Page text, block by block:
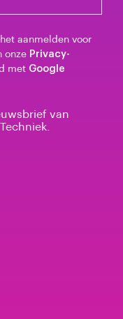
aanmelden voor
onze Privacy-
met Google
van